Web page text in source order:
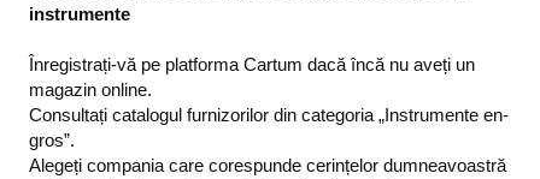
instrumente
Înregistrați-vă pe platforma Cartum dacă încă nu aveți un
magazin online.
Consultați catalogul furnizorilor din categoria „Instrumente en-
gros”.
Alegeți compania care corespunde cerințelor dumneavoastră